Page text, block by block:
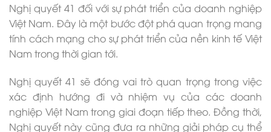
Nghị quyết 41 đối với sự phát triển của doanh nghiệp
Việt Nam. Đây là một bước đột phá quan trọng mang
tính cách mạng cho sự phát triển của nền kinh tế Việt
Nam trong thời gian tới.
Nghị quyết 41 sẽ đóng vai trò quan trọng trong việc
xác định hướng đi và nhiệm vụ của các doanh
nghiệp Việt Nam trong giai đoạn tiếp theo. Đồng thời,
Nghị quyết này cũng đưa ra những giải pháp cụ thể